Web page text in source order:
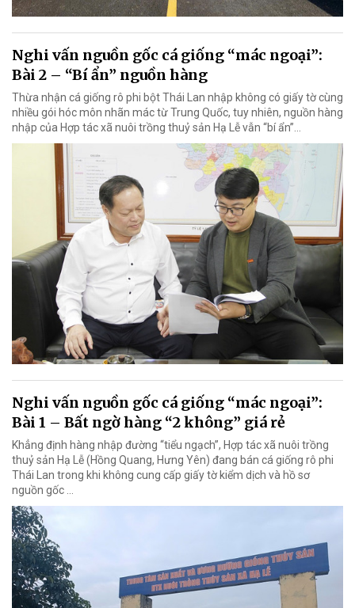
Nghi vấn nguồn gốc cá giống “mác ngoại”:
Bài 2 – “Bí ẩn” nguồn hàng
Thừa nhận cá giống rô phi bột Thái Lan nhập không có giấy tờ cùng
nhiều gói hóc môn nhãn mác từ Trung Quốc, tuy nhiên, nguồn hàng
nhập của Hợp tác xã nuôi trồng thuỷ sản Hạ Lễ vẫn “bí ẩn”…
Nghi vấn nguồn gốc cá giống “mác ngoại”:
Bài 1 – Bất ngờ hàng “2 không” giá rẻ
Khẳng định hàng nhập đường “tiểu ngạch”, Hợp tác xã nuôi trồng
thuỷ sản Hạ Lễ (Hồng Quang, Hưng Yên) đang bán cá giống rô phi
Thái Lan trong khi không cung cấp giấy tờ kiểm dịch và hồ sơ
nguồn gốc …